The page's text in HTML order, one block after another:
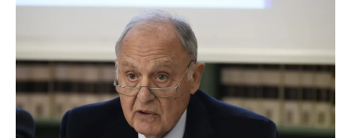
POLITICA
ECONOMIA
POLITICA
ECONOMIA
POLITICA
ECONOMIA